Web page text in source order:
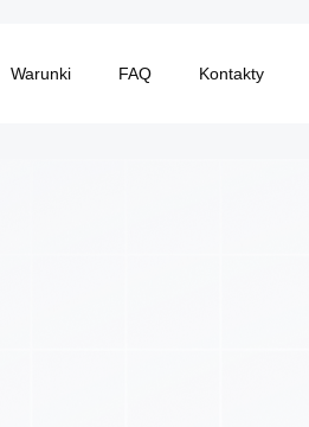
Warunki FAQ Kontakty